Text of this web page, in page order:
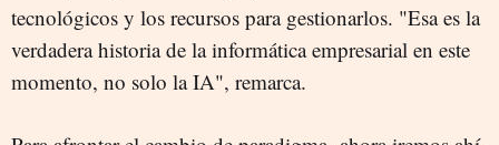
tecnológicos y los recursos para gestionarlos. "Esa es la
verdadera historia de la informática empresarial en este
momento, no solo la IA", remarca.